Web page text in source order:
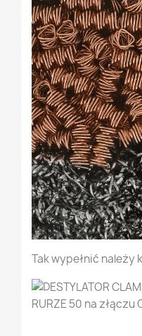
Tak wypełnić należy